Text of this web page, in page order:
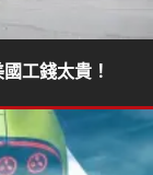
工錢太貴！